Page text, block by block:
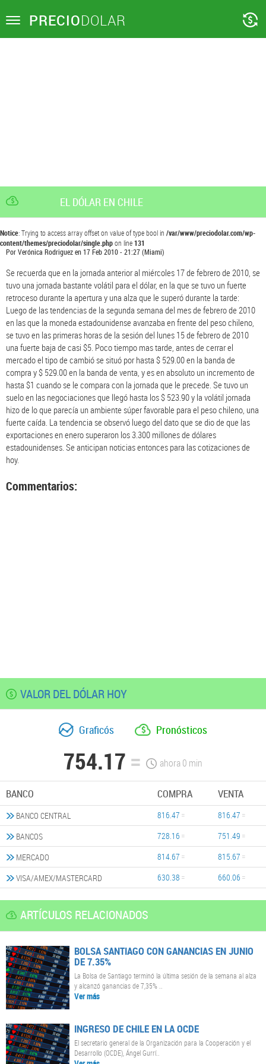
Toggle PRECIODOLAR
EL DÓLAR EN CHILE
Notice: Trying to access array offset on value of type bool in /var/www/preciodolar.com/wp-
content/themes/preciodolar/single.phpon line131
PorVerónica Rodriguezen17 Feb 2010 - 21:27(Miami)
Se recuerda que en la jornada anterior al miércoles 17 de febrero de 2010, se
tuvo una jornada bastante volátil para el dólar, en la que se tuvo un fuerte
retroceso durante la apertura y una alza que le superó durante la tarde:
Luego de las tendencias de la segunda semana del mes de febrero de 2010
en las que la moneda estadounidense avanzaba en frente del peso chileno,
se tuvo en las primeras horas de la sesión del lunes 15 de febrero de 2010
una fuerte baja de casi $5. Poco tiempo mas tarde, antes de cerrar el
mercado el tipo de cambió se situó por hasta $ 529.00 en la banda de
compra y $ 529.00 en la banda de venta, y es en absoluto un incremento de
hasta $1 cuando se le compara con la jornada que le precede. Se tuvo un
suelo en las negociaciones que llegó hasta los $ 523.90 y la volátil jornada
hizo de lo que parecía un ambiente súper favorable para el peso chileno, una
fuerte caída. La tendencia se observó luego del dato que se dio de que las
exportaciones en enero superaron los 3.300 millones de dólares
estadounidenses. Se anticipan noticias entonces para las cotizaciones de
hoy.
Commentarios:
VALOR DEL DÓLAR HOY
Graficós Pronósticos
754.17 ahora0 min
BANCO COMPRA VENTA
BANCO CENTRAL 816.47
816.47
BANCOS
728.16
751.49
MERCADO
814.67
815.67
VISA/AMEX/MASTERCARD
630.38 660.06
ARTÍCULOS RELACIONADOS
BOLSA SANTIAGO CON GANANCIAS EN JUNIO
DE 7.35%
La Bolsa de Santiago terminó la última sesión de la semana al alza
y alcanzó ganancias de 7,35% ..
Ver más
INGRESO DE CHILE EN LA OCDE
El secretario general de la Organización para la Cooperación y el
Desarrollo (OCDE), Ángel Gurrí..